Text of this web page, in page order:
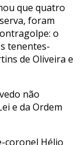
que quatro
foram
o
tenentes-
de Oliveira e
não
e da Ordem
coronel Hélio